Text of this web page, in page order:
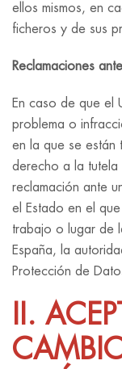
ellos mismos, en
ficheros y de sus
Reclamaciones
En caso de que el
problema o
en la que se están
derecho a la tutela
reclamación ante
el Estado en el
trabajo o lugar de
España, la
Protección de
II.